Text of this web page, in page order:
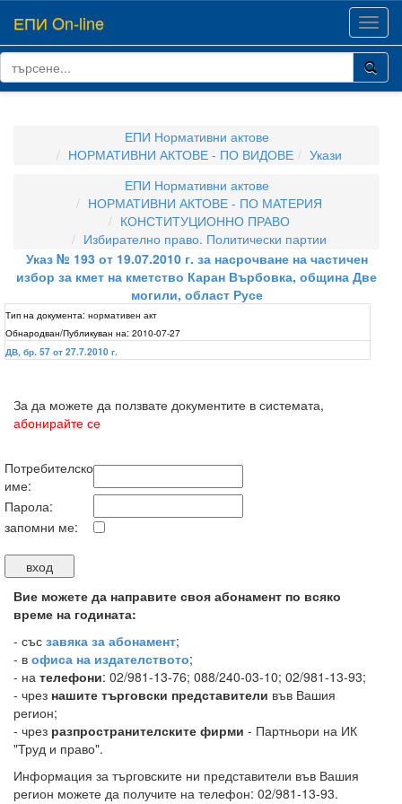
ЕПИ On-line
ЕПИ Нормативни актове
НОРМАТИВНИ АКТОВЕ - ПО ВИДОВЕ
Укази
ЕПИ Нормативни актове
НОРМАТИВНИ АКТОВЕ - ПО МАТЕРИЯ
КОНСТИТУЦИОННО ПРАВО
Избирателно право. Политически партии
Указ № 193 от 19.07.2010 г. за насрочване на частичен
избор за кмет на кметство Каран Върбовка, община Две
могили, област Русе
Тип на документа: нормативен акт
Обнародван/Публикуван на: 2010-07-27
ДВ, бр. 57 от 27.7.2010 г.
За да можете да ползвате документите в системата,
абонирайте се
Потребителско
име:
Парола:
запомни ме:
Вие можете да направите своя абонамент по всяко
време на годината:
- със завяка за абонамент;
- в офиса на издателството;
- на телефони: 02/981-13-76; 088/240-03-10; 02/981-13-93;
- чрез нашите търговски представители във Вашия
регион;
- чрез разпространителските фирми - Партньори на ИК
"Труд и право".
Информация за търговските ни представители във Вашия
регион можете да получите на телефон: 02/981-13-93.